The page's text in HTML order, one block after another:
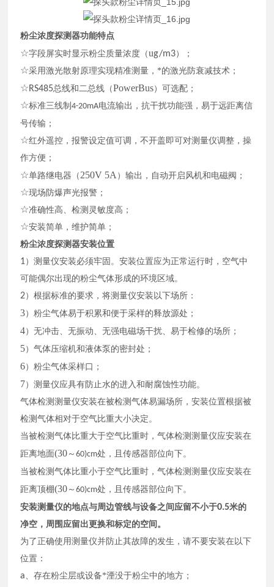
粉尘浓度探测器功能特点
☆字段屏实时显示粉尘质量浓度（ug/m3） ；
☆采用激光散射原理实现精准测量，*的激光防衰减技术 ；
☆RS485总线和二总线（PowerBus）可选配 ；
☆标准三线制4-20mA电流输出，抗干扰功能强，易于远距离信
号传输；
☆红外遥控，报警设定值可调，不开盖即可对测量仪调整，操
作方便；
☆单路继电器（ 250V 5A ）输出，自动开启风机和电磁阀；
☆现场防爆声光报警；
☆准确性高、检测灵敏度高 ；
☆安装简单，维护简单；
粉尘浓度探测器安装位置
1）测量仪安装必须牢固 。安装位置应为正常运行时，空气中
可能偶尔出现的粉尘气体形成的环境区域。
2）根据标准的要求，将测量仪安装 以下场所：
3）粉尘气体易于积累和便于采样的释放源处；
4）无冲击、无振动、无强电磁场干扰、易于检修的场所；
5）气体压缩机和液体泵的密封处；
6）粉尘气体采样口；
7）测量仪应具有防止水的进入和耐腐蚀性功能。
气体检测测量仪安装在被检测气体易漏场所，安装位置根据被
检测气体相对于空气比重大小决定。
当被检测气体比重大于空气比重时，气体检测测量仪应安装在
距离地面(30 ～60)cm处，且传感器部位向下。
当被检测气体比重小于空气比重时，气体检测测量仪应安装在
距离顶棚(30 ～60)cm处，且传感器部位向下。
安装测量仪的地点与周边管线与设备之间应留不小于0.5米的
净空，周围应留出更换和标定的空间。
为了正确使用测量仪并防止其故障的发生，请不要安装在以下
位置：
a 、存在粉尘层或设备*湮没于粉尘中的地方；